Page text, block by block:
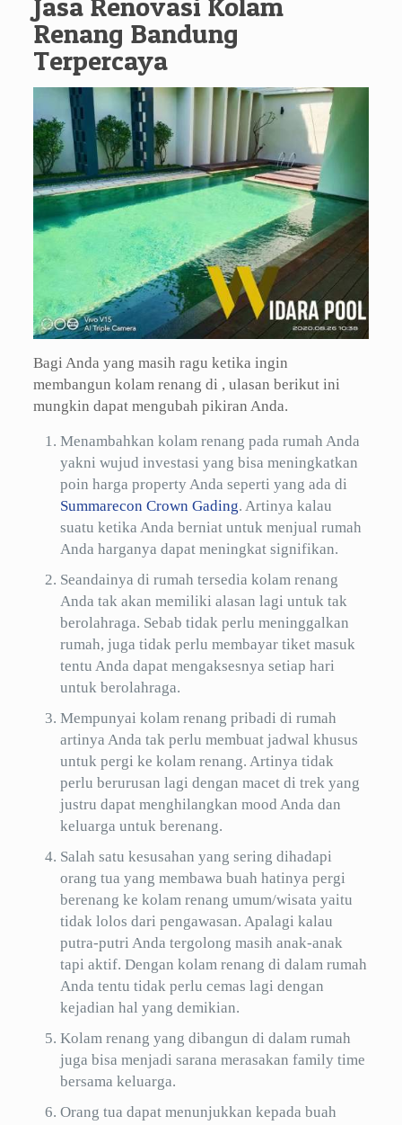
Renang Bandung
Terpercaya
Bagi Anda yang masih ragu ketika ingin
membangun kolam renang di , ulasan berikut ini
mungkin dapat mengubah pikiran Anda.
Menambahkan kolam renang pada rumah Anda
yakni wujud investasi yang bisa meningkatkan
poin harga property Anda seperti yang ada di
Summarecon Crown Gading. Artinya kalau
suatu ketika Anda berniat untuk menjual rumah
Anda harganya dapat meningkat signifikan.
Seandainya di rumah tersedia kolam renang
Anda tak akan memiliki alasan lagi untuk tak
berolahraga. Sebab tidak perlu meninggalkan
rumah, juga tidak perlu membayar tiket masuk
tentu Anda dapat mengaksesnya setiap hari
untuk berolahraga.
Mempunyai kolam renang pribadi di rumah
artinya Anda tak perlu membuat jadwal khusus
untuk pergi ke kolam renang. Artinya tidak
perlu berurusan lagi dengan macet di trek yang
justru dapat menghilangkan mood Anda dan
keluarga untuk berenang.
Salah satu kesusahan yang sering dihadapi
orang tua yang membawa buah hatinya pergi
berenang ke kolam renang umum/wisata yaitu
tidak lolos dari pengawasan. Apalagi kalau
putra-putri Anda tergolong masih anak-anak
tapi aktif. Dengan kolam renang di dalam rumah
Anda tentu tidak perlu cemas lagi dengan
kejadian hal yang demikian.
Kolam renang yang dibangun di dalam rumah
juga bisa menjadi sarana merasakan family time
bersama keluarga.
Orang tua dapat menunjukkan kepada buah